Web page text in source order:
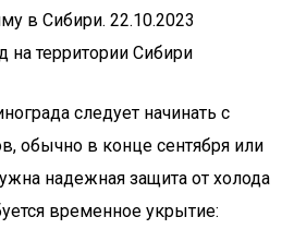
в Сибири. 22.10.2023
на территории Сибири
следует начинать с
обычно в конце сентября или
надежная защита от холода
временное укрытие: